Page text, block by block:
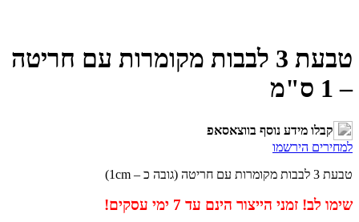
טבעת 3 לבבות מקומרות עם חריטה
– 1 ס"מ
קבלו מידע נוסף בווצאסאפ
למחירים הירשמו
טבעת 3 לבבות מקומרות עם חריטה (גובה כ – 1cm)
שימו לב! זמני הייצור הינם עד 7 ימי עסקים!